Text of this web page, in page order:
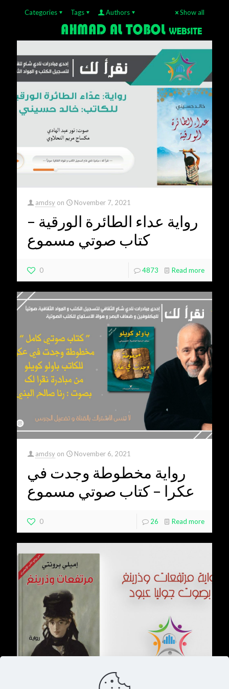
Categories Tags Authors Show all
amdsy on November 7, 2021
رواية عداء الطائرة الورقية –
كتاب صوتي مسموع
0 4873 Read more
amdsy on November 6, 2021
رواية مخطوطة وجدت في
عكرا – كتاب صوتي مسموع
0 26 Read more